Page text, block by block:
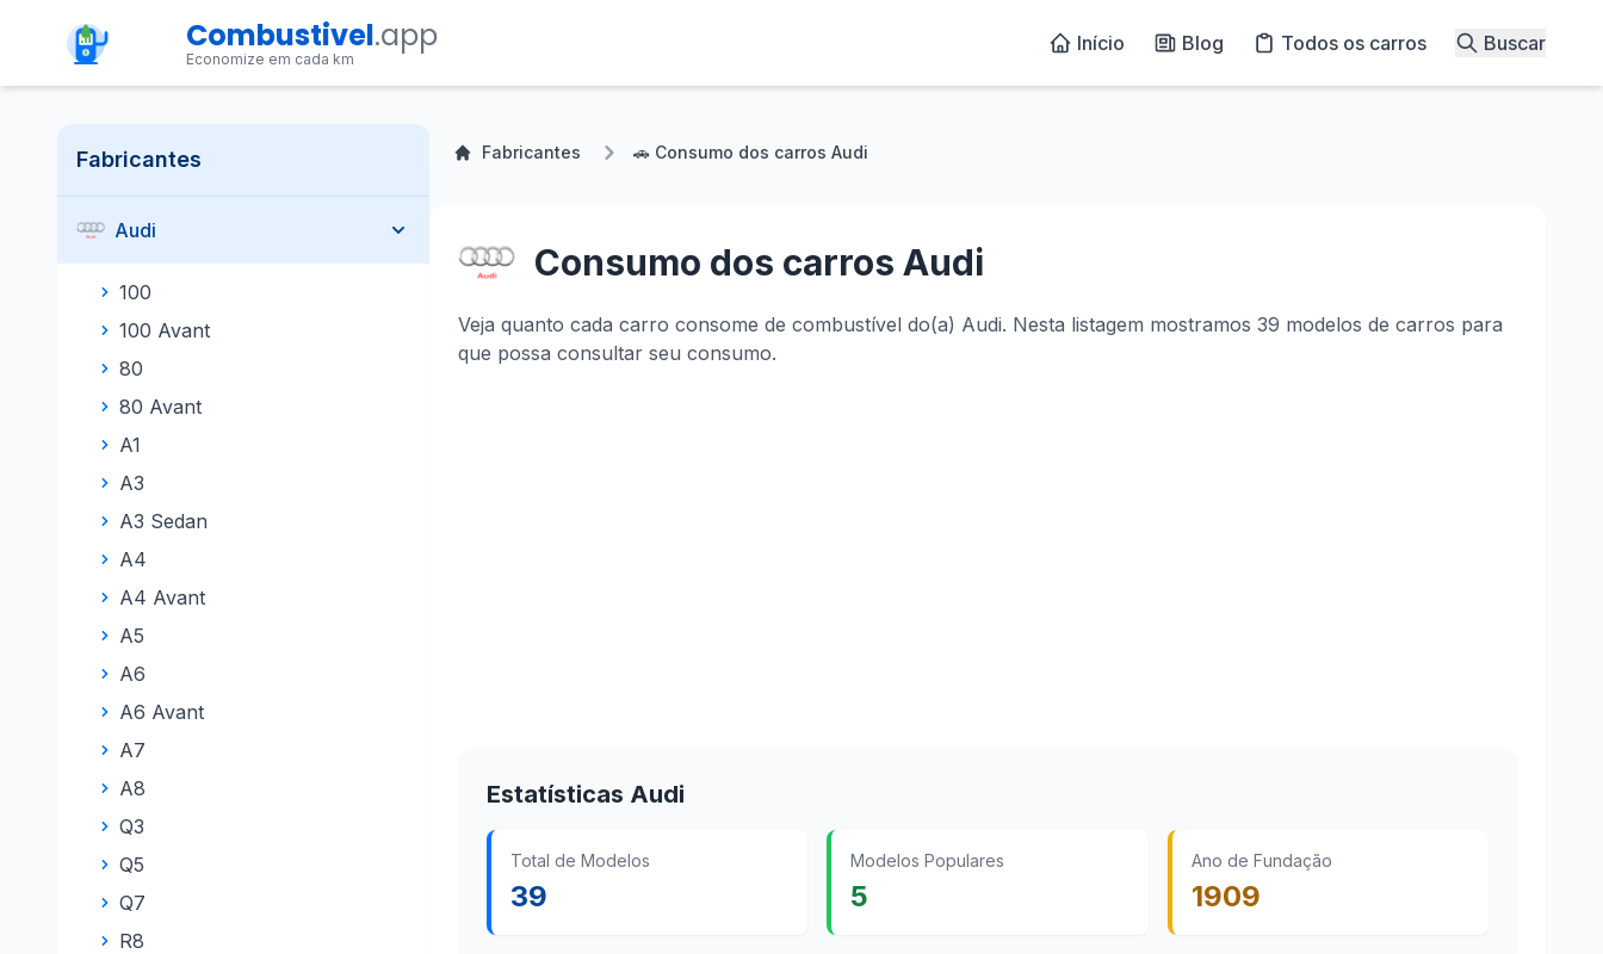
Combustivel.app
Economize em cada km
Início Blog Todos os carros Buscar
Fabricantes
Audi
100
100 Avant
80
80 Avant
A1
A3
A3 Sedan
A4
A4 Avant
A5
A6
A6 Avant
A7
A8
Q3
Q5
Q7
R8
Fabricantes 🚗 Consumo dos carros Audi
Consumo dos carros Audi
Veja quanto cada carro consome de combustível do(a) Audi. Nesta listagem mostramos 39 modelos de carros para
que possa consultar seu consumo.
Estatísticas Audi
Total de Modelos
39
Modelos Populares
5
Ano de Fundação
1909